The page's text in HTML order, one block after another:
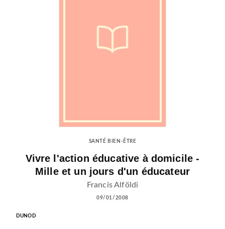
SANTÉ BIEN-ÊTRE
Vivre l'action éducative à domicile -
Mille et un jours d'un éducateur
Francis Alföldi
09/01/2008
DUNOD